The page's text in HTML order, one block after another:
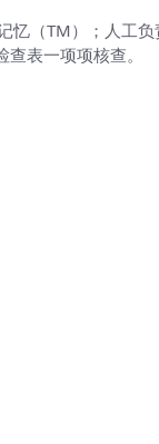
忆（TM）；人工
表一项项核查。